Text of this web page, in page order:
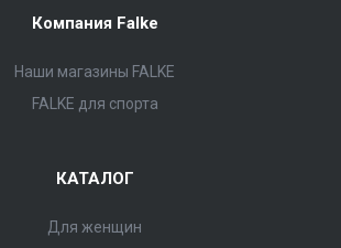
Компания Falke
Наши магазины FALKE
FALKE для спорта
КАТАЛОГ
Для женщин